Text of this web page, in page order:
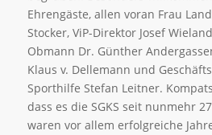
Ehrengäste, allen voran Frau
Stocker, ViP-Direktor Josef
Obmann Dr. Günther
Klaus v. Dellemann und
Sporthilfe Stefan Leitner.
dass es die SGKS seit nunmehr
waren vor allem erfolgreiche